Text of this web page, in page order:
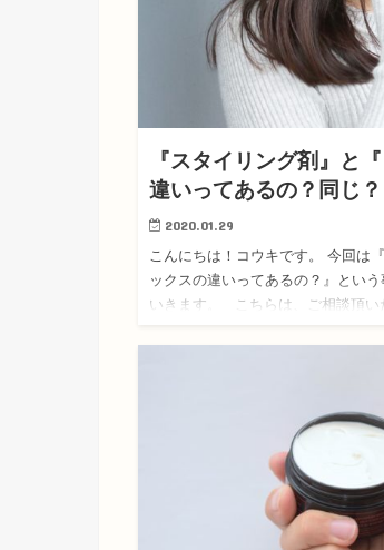
『スタイリング剤』と
違いってあるの？同じ？
2020.01.29
こんにちは！コウキです。 今回は
ックスの違いってあるの？』とい
いきます。 こちらは、ご相談頂い